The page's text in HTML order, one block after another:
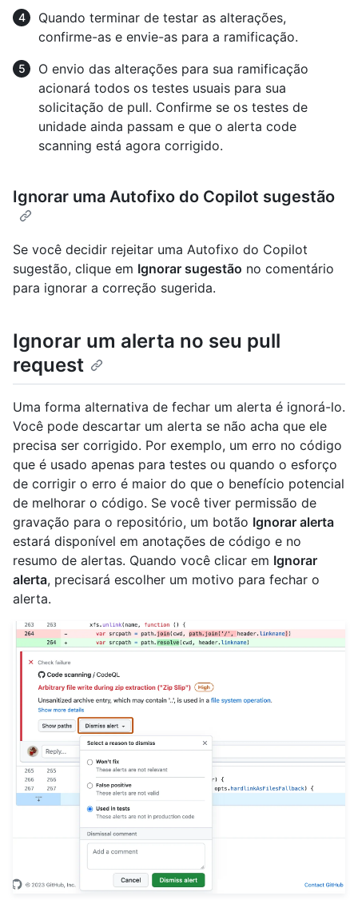
Quando terminar de testar as alterações,
confirme-as e envie-as para a ramificação.
O envio das alterações para sua ramificação
acionará todos os testes usuais para sua
solicitação de pull. Confirme se os testes de
unidade ainda passam e que o alerta code
scanning está agora corrigido.
Ignorar uma Autofixo do Copilot sugestão
Se você decidir rejeitar uma Autofixo do Copilot
sugestão, clique em Ignorar sugestão no comentário
para ignorar a correção sugerida.
Ignorar um alerta no seu pull
request
Uma forma alternativa de fechar um alerta é ignorá-lo.
Você pode descartar um alerta se não acha que ele
precisa ser corrigido. Por exemplo, um erro no código
que é usado apenas para testes ou quando o esforço
de corrigir o erro é maior do que o benefício potencial
de melhorar o código. Se você tiver permissão de
gravação para o repositório, um botão Ignorar alerta
estará disponível em anotações de código e no
resumo de alertas. Quando você clicar em Ignorar
alerta, precisará escolher um motivo para fechar o
alerta.